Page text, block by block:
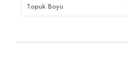
Topuk Boyu